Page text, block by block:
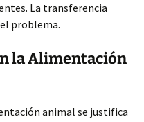
La transferencia
problema.
la Alimentación
animal se justifica